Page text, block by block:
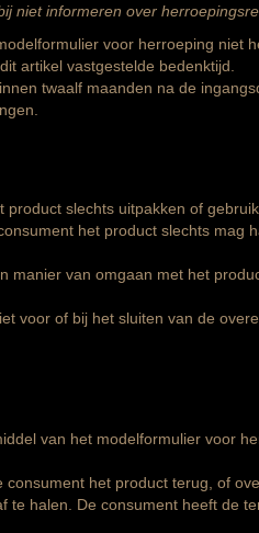
niet informeren over
voor herroeping niet
artikel vastgestelde bedenktijd.
twaalf maanden na de
slechts uitpakken of
het product slechts mag
manier van omgaan met het
voor of bij het sluiten van de
van het modelformulier voor
het product terug, of
halen. De consument heeft de